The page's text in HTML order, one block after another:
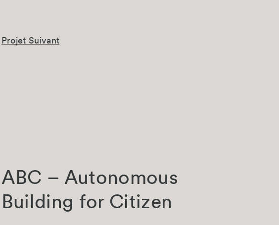
Projet Suivant
ABC – Autonomous
Building for Citizen